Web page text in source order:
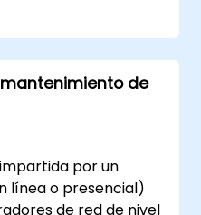
de interfaces,
de firewall
funciones
como SSL VPN,
antivirus, IPS,
diversos tipos de
de
por un
línea o presencial)
de red de nivel